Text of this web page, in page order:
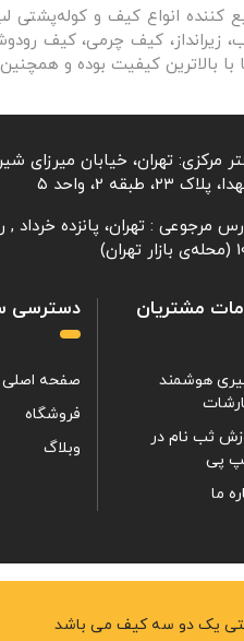
کننده انواع کیف و
زیرانداز، کیف چرمی، کیف
بالاترین کیفیت بوده و
مرکزی: تهران، خیابان میرزای
۲۳، طبقه 2، واحد ۵
مرجوعی : تهران، پانزده خرداد
مشتریان
هوشمند
ثب نام در
پی
ما
دسترسی
صفحه اصلی
فروشگاه
وبلاگ
یک دو سه کیف می باشد